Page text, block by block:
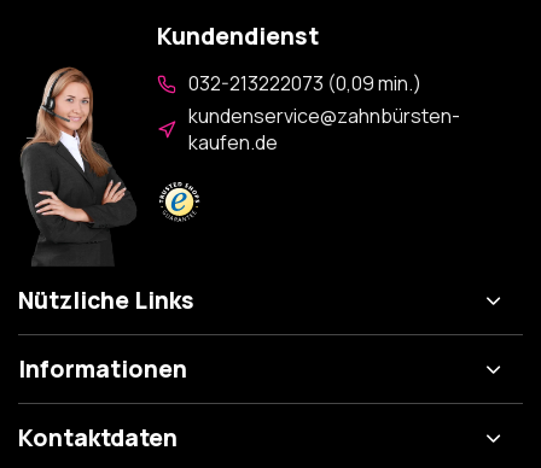
Kundendienst
032-213222073 (0,09 min.)
kundenservice@zahnbürsten-
kaufen.de
Nützliche Links
Informationen
Kontaktdaten